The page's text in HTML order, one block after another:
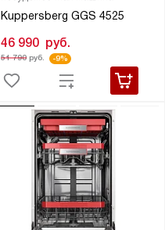
Kuppersberg GGS 4525
46 990 руб.
51 790руб. -9%